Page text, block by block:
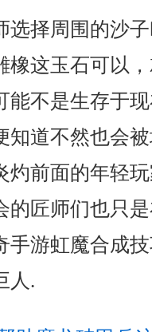
选择周围的沙
橡这玉石可以
能不是生存于
知道不然也会
灼前面的年轻
的匠师们也只
手游虹魔合成
人.